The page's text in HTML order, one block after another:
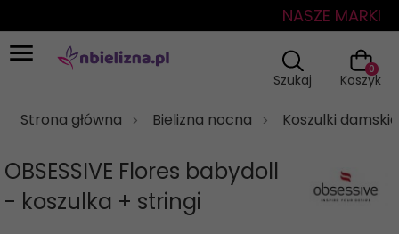
NASZE MARKI
Szukaj Koszyk
0
Strona główna Bielizna nocna Koszulki damskie
OBSESSIVE Flores babydoll
- koszulka + stringi